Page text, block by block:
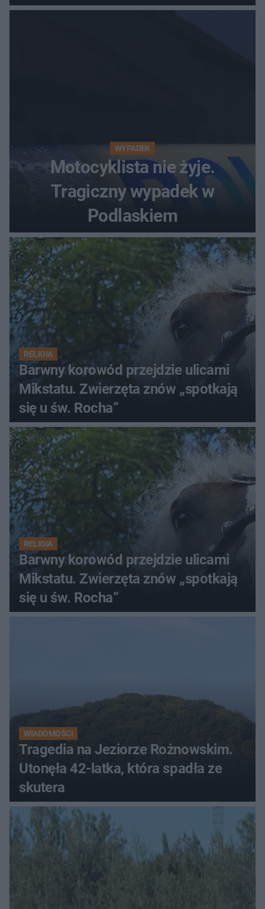
WYPADEK
Motocyklista nie żyje.
Tragiczny wypadek w
Podlaskiem
RELIGIA
Barwny korowód przejdzie ulicami
Mikstatu. Zwierzęta znów „spotkają
się u św. Rocha”
RELIGIA
Barwny korowód przejdzie ulicami
Mikstatu. Zwierzęta znów „spotkają
się u św. Rocha”
WIADOMOŚCI
Tragedia na Jeziorze Rożnowskim.
Utonęła 42-latka, która spadła ze
skutera